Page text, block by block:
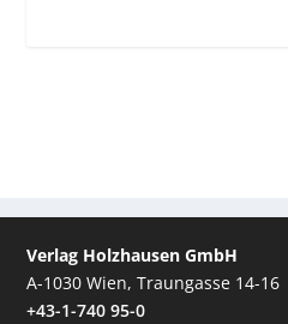
Verlag Holzhausen GmbH
A-1030 Wien, Traungasse 14-16
+43-1-740 95-0